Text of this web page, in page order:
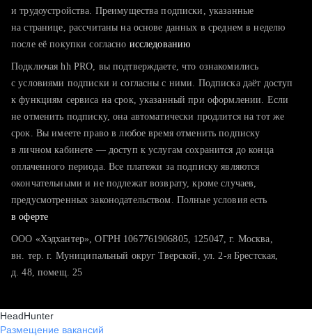
тратите много времени на поиск и вручную поднимаете
хотите сравнить себя с конкурентами и оценить шансы
и трудоустройства. Преимущества подписки, указанные
на странице, рассчитаны на основе данных в среднем в неделю
после её покупки согласно исследованию
Подключая hh PRO, вы подтверждаете, что ознакомились
с условиями подписки и согласны с ними. Подписка даёт доступ
к функциям сервиса на срок, указанный при оформлении. Если
не отменить подписку, она автоматически продлится на тот же
срок. Вы имеете право в любое время отменить подписку
в личном кабинете — доступ к услугам сохранится до конца
оплаченного периода. Все платежи за подписку являются
окончательными и не подлежат возврату, кроме случаев,
предусмотренных законодательством. Полные условия есть
в оферте
ООО «Хэдхантер», ОГРН 1067761906805, 125047, г. Москва,
вн. тер. г. Муниципальный округ Тверской, ул. 2-я Брестская,
д. 48, помещ. 25
HeadHunter
Размещение вакансий